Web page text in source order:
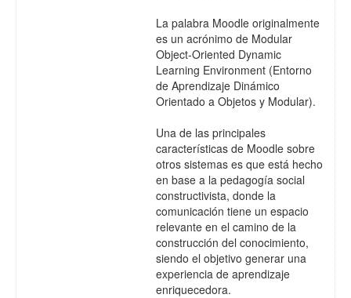
La palabra Moodle originalmente
es un acrónimo de Modular
Object-Oriented Dynamic
Learning Environment (Entorno
de Aprendizaje Dinámico
Orientado a Objetos y Modular).
Una de las principales
características de Moodle sobre
otros sistemas es que está hecho
en base a la pedagogía social
constructivista, donde la
comunicación tiene un espacio
relevante en el camino de la
construcción del conocimiento,
siendo el objetivo generar una
experiencia de aprendizaje
enriquecedora.